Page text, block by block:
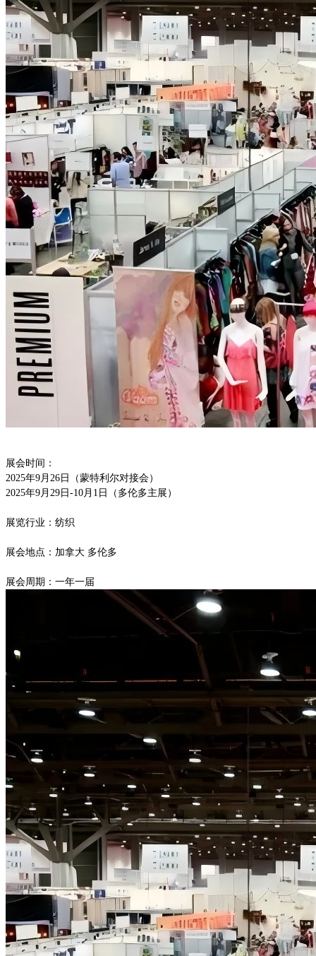
展会时间：
2025年9月26日（蒙特利尔对接会）
2025年9月29日-10月1日（多伦多主展）
展览行业：纺织
展会地点：加拿大 多伦多
展会周期：一年一届